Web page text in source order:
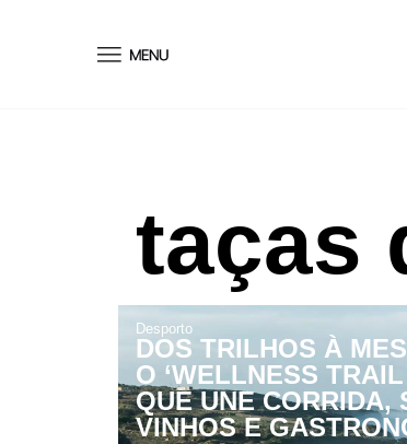
taças
Desporto
DOS TRILHOS À
O ‘WELLNESS TRAIL
QUE UNE CORRIDA,
VINHOS E